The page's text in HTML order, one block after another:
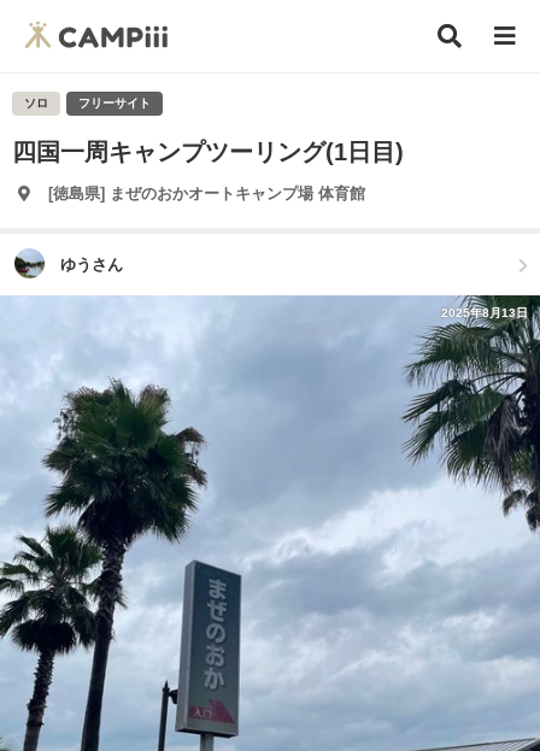
ソロ フリーサイト
四国一周キャンプツーリング(1日目)
[徳島県] まぜのおかオートキャンプ場 体育館
ゆうさん
2025年8月13日